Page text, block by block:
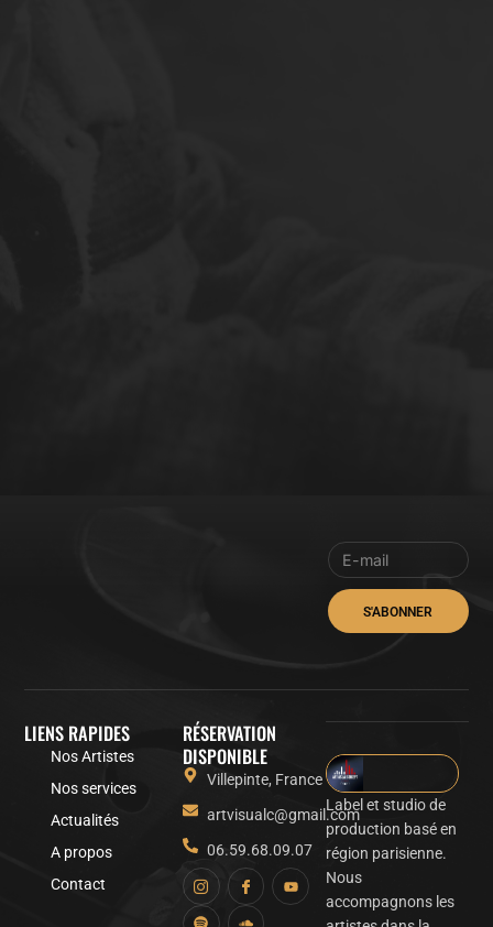
S'ABONNER
Label et studio de
production basé en
région parisienne.
Nous
accompagnons les
LIENS RAPIDES
Nos Artistes
Nos services
Actualités
A propos
Contact
RÉSERVATION
DISPONIBLE
Villepinte, France
artvisualc@gmail.com
06.59.68.09.07